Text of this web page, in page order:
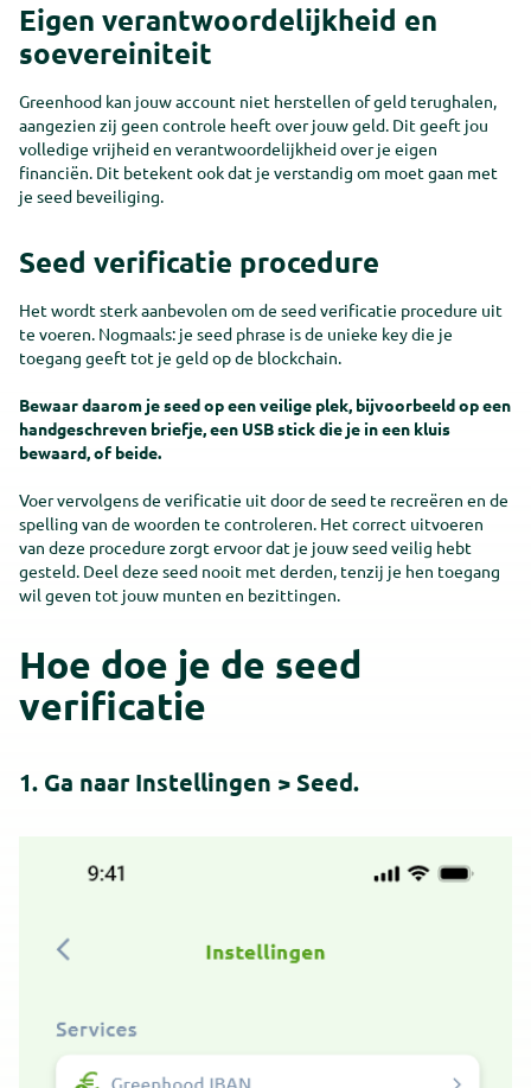
Eigen verantwoordelijkheid en
soevereiniteit
Greenhood kan jouw account niet herstellen of geld terughalen,
aangezien zij geen controle heeft over jouw geld. Dit geeft jou
volledige vrijheid en verantwoordelijkheid over je eigen
financiën. Dit betekent ook dat je verstandig om moet gaan met
je seed beveiliging.
Seed verificatie procedure
Het wordt sterk aanbevolen om de seed verificatie procedure uit
te voeren. Nogmaals: je seed phrase is de unieke key die je
toegang geeft tot je geld op de blockchain.
Bewaar daarom je seed op een veilige plek, bijvoorbeeld op een
handgeschreven briefje, een USB stick die je in een kluis
bewaard, of beide.
Voer vervolgens de verificatie uit door de seed te recreëren en de
spelling van de woorden te controleren. Het correct uitvoeren
van deze procedure zorgt ervoor dat je jouw seed veilig hebt
gesteld. Deel deze seed nooit met derden, tenzij je hen toegang
wil geven tot jouw munten en bezittingen.
Hoe doe je de seed
verificatie
1. Ga naar Instellingen > Seed.